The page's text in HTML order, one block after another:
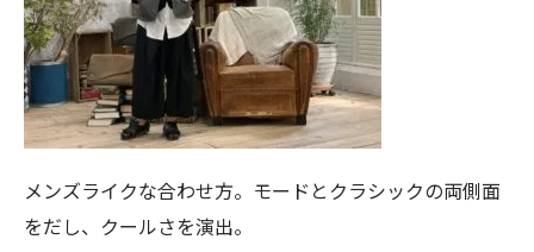
メンズライクな合わせ方。モードとクラシックの両側面
をだし、クールさを演出。